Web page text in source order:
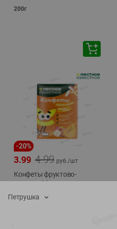
200г
-20%
4.99
3.99 руб./шт
Конфеты фруктово-
ягодные Местное
Хоба
Петрушка